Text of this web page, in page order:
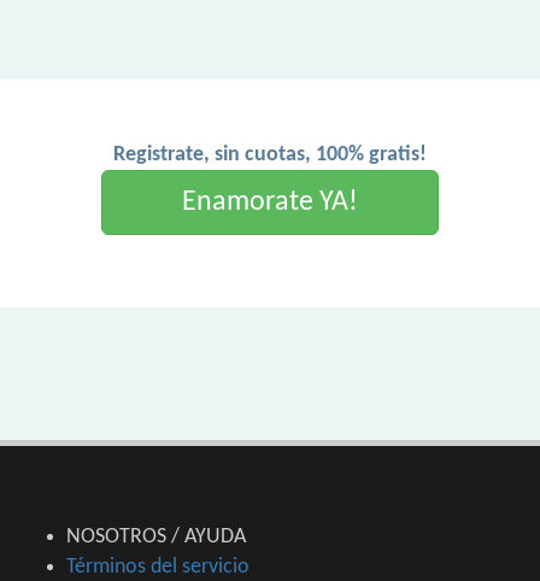
Registrate, sin cuotas, 100% gratis!
Enamorate YA!
NOSOTROS / AYUDA
Términos del servicio